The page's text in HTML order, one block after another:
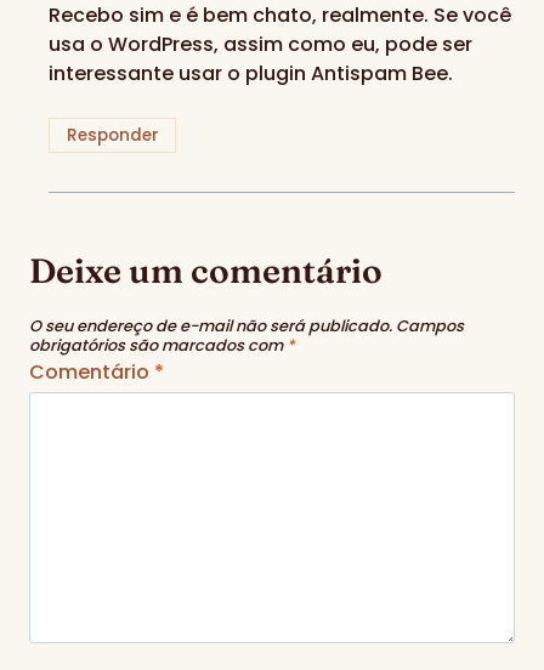
Recebo sim e é bem chato, realmente. Se você
usa o WordPress, assim como eu, pode ser
interessante usar o plugin Antispam Bee.
Responder
Deixe um comentário
O seu endereço de e-mail não será publicado. Campos
obrigatórios são marcados com *
Comentário *